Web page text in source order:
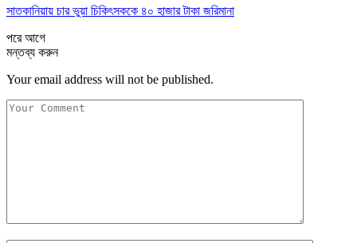
সাতকানিয়ায় চার ভুয়া চিকিৎসককে ৪০ হাজার টাকা জরিমানা
পরেআগে
মন্তব্য করুন
Your email address will not be published.